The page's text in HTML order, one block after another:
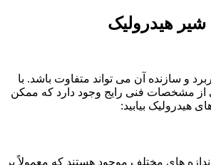
هیدرولیک
و سازنده آن می تواند متفاوت باشد. با
از مشخصات فنی رایج وجود دارد که ممکن
هیدرولیک بیابید:
های مختلف موجود هستند که معمولاً بر